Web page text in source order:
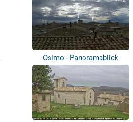
Osimo - Panoramablick